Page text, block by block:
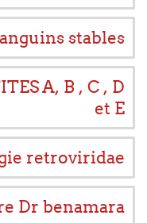
stables
A, B , C , D
et E
retroviridae
Dr benamara